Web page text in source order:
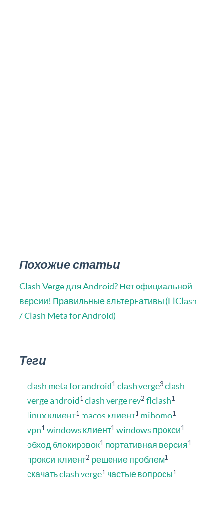
Похожие статьи
Clash Verge для Android? Нет официальной
версии! Правильные альтернативы (FlClash
/ Clash Meta for Android)
Теги
clash meta for android1 clash verge3 clash
verge android1 clash verge rev2 flclash1
linux клиент1 macos клиент1 mihomo1
vpn1 windows клиент1 windows прокси1
обход блокировок1 портативная версия1
прокси-клиент2 решение проблем1
скачать clash verge1 частые вопросы1